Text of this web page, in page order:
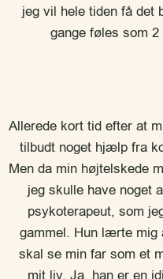
jeg vil hele tiden få det
gange føles som
Allerede kort tid efter at
tilbudt noget hjælp fra
Men da min højtelskede
jeg skulle have noget
psykoterapeut, som
gammel. Hun lærte mig
skal se min far som et